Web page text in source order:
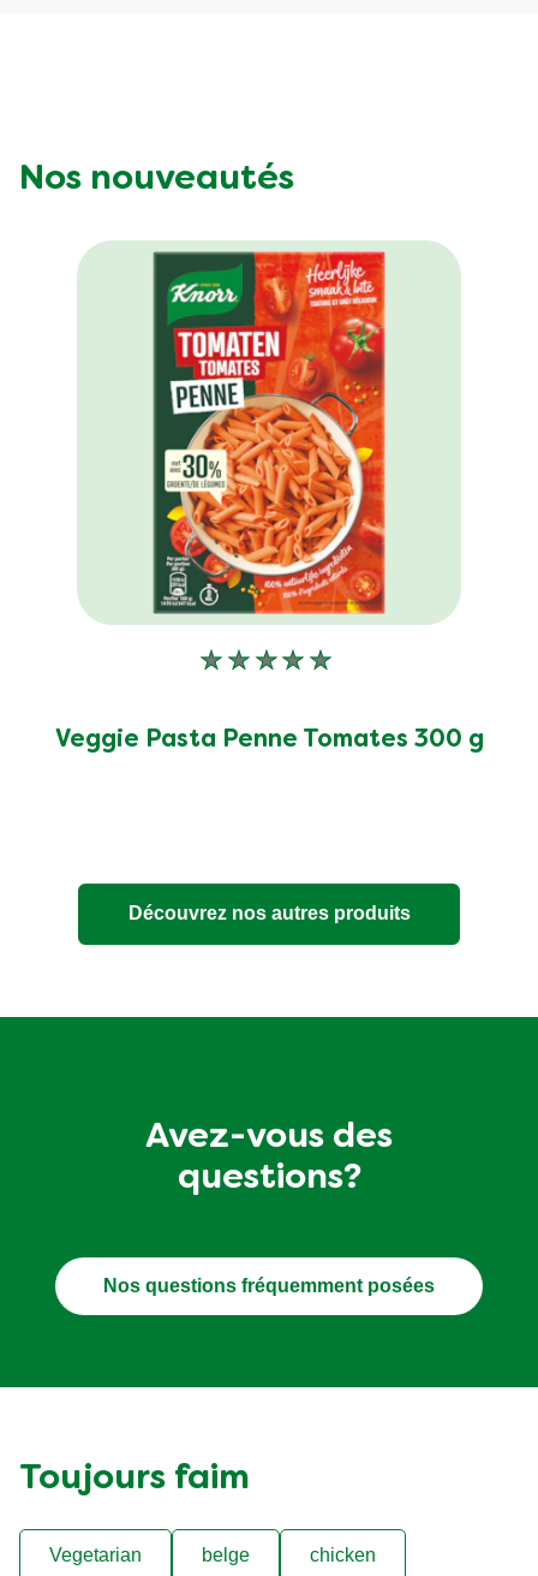
Nos nouveautés
Veggie Pasta Penne Tomates 300 g
Aucune
pour
ce
Découvrez nos autres produits
Avez-vous des
questions?
Nos questions fréquemment posées
Toujours faim
Vegetarian belge chicken